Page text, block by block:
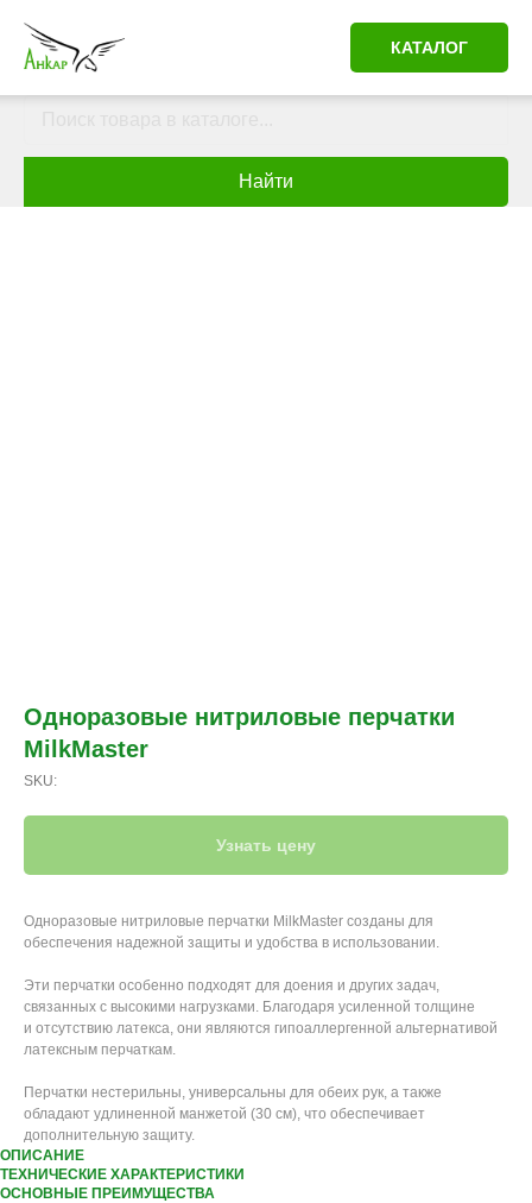
КАТАЛОГ
Найти
Одноразовые нитриловые перчатки
MilkMaster
SKU:
Узнать цену
Одноразовые нитриловые перчатки MilkMaster созданы для
обеспечения надежной защиты и удобства в использовании.
Эти перчатки особенно подходят для доения и других задач,
связанных с высокими нагрузками. Благодаря усиленной толщине
и отсутствию латекса, они являются гипоаллергенной альтернативой
латексным перчаткам.
Перчатки нестерильны, универсальны для обеих рук, а также
обладают удлиненной манжетой (30 см), что обеспечивает
дополнительную защиту.
ОПИСАНИЕ
ТЕХНИЧЕСКИЕ ХАРАКТЕРИСТИКИ
ОСНОВНЫЕ ПРЕИМУЩЕСТВА